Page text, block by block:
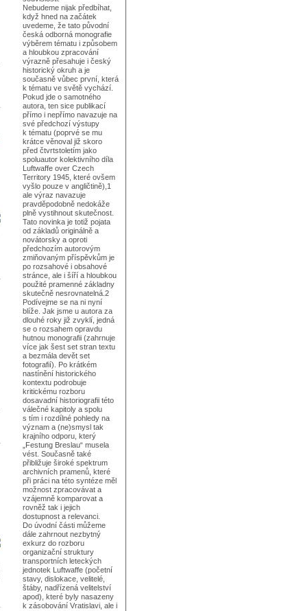
Nebudeme nijak předbíhat,
když hned na začátek
uvedeme, že tato původní
česká odborná monografie
výběrem tématu i způsobem
a hloubkou zpracování
výrazně přesahuje i český
historický okruh a je
současně vůbec první, která
k tématu ve světě vychází.
Pokud jde o samotného
autora, ten sice publikací
přímo i nepřímo navazuje na
své předchozí výstupy
k tématu (poprvé se mu
krátce věnoval již skoro
před čtvrtstoletím jako
spoluautor kolektivního díla
Luftwaffe over Czech
Territory 1945, které ovšem
vyšlo pouze v angličtině),1
ale výraz navazuje
pravděpodobně nedokáže
plně vystihnout skutečnost.
Tato novinka je totiž pojata
od základů originálně a
novátorsky a oproti
předchozím autorovým
zmiňovaným příspěvkům je
po rozsahové i obsahové
stránce, ale i šíří a hloubkou
použité pramenné základny
skutečně nesrovnatelná.2
Podívejme se na ni nyní
blíže. Jak jsme u autora za
dlouhé roky již zvyklí, jedná
se o rozsahem opravdu
hutnou monografii (zahrnuje
více jak šest set stran textu
a bezmála devět set
fotografií). Po krátkém
nastínění historického
kontextu podrobuje
kritickému rozboru
dosavadní historiografii této
válečné kapitoly a spolu
s tím i rozdílné pohledy na
význam a (ne)smysl tak
krajního odporu, který
„Festung Breslau“ musela
vést. Současně také
přibližuje široké spektrum
archivních pramenů, které
při práci na této syntéze měl
možnost zpracovávat a
vzájemně komparovat a
rovněž tak i jejich
dostupnost a relevanci.
Do úvodní části můžeme
dále zahrnout nezbytný
exkurz do rozboru
organizační struktury
transportních leteckých
jednotek Luftwaffe (početní
stavy, dislokace, velitelé,
štáby, nadřízená velitelství
apod), které byly nasazeny
k zásobování Vratislavi, ale i